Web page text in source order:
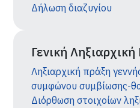
Δήλωση διαζυγίου
Γενική
Ληξιαρχική πράξη
συμφώνου συμβίωσης-
Διόρθωση στοιχοίων